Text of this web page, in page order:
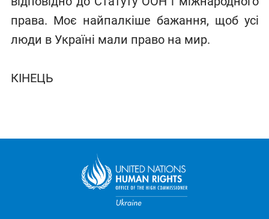
права. Моє найпалкіше бажання, щоб усі
люди в Україні мали право на мир.
КІНЕЦЬ